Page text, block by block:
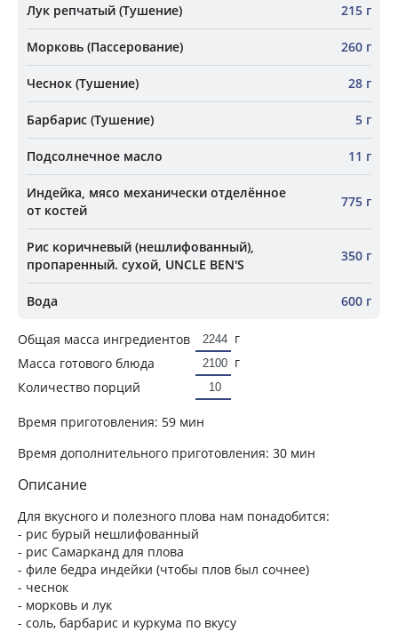
Лук репчатый (Тушение) 215 г
Морковь (Пассерование) 260 г
Чеснок (Тушение) 28 г
Барбарис (Тушение) 5 г
Подсолнечное масло 11 г
Индейка, мясо механически отделённое
от костей
775 г
Рис коричневый (нешлифованный),
пропаренный. сухой, UNCLE BEN'S
350 г
Вода 600 г
Общая масса ингредиентов
г
Масса готового блюда
г
Количество порций
Время приготовления: 59 мин
Время дополнительного приготовления: 30 мин
Описание
Для вкусного и полезного плова нам понадобится:
- рис бурый нешлифованный
- рис Самарканд для плова
- филе бедра индейки (чтобы плов был сочнее)
- чеснок
- морковь и лук
- соль, барбарис и куркума по вкусу